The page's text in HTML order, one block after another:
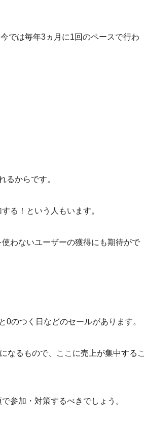
では毎年3ヵ月に1回のペースで行わ
るからです。
る！という人もいます。
わないユーザーの獲得にも期待がで
のつく日などのセールがあります。
なるもので、ここに売上が集中するこ
参加・対策するべきでしょう。